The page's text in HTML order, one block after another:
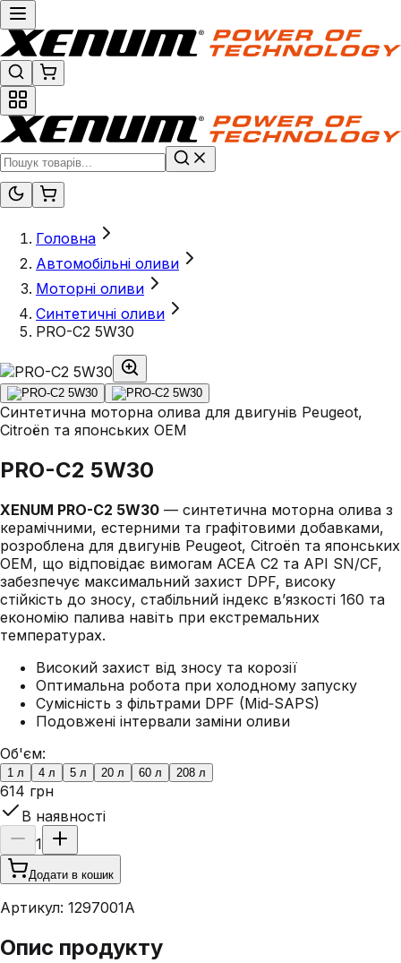
Головна
Автомобільні оливи
Моторні оливи
Синтетичні оливи
PRO-C2 5W30
Синтетична моторна олива для двигунів Peugeot,
Citroën та японських OEM
PRO-C2 5W30
XENUM PRO-C2 5W30 — синтетична моторна олива з
керамічними, естерними та графітовими добавками,
розроблена для двигунів Peugeot, Citroën та японських
OEM, що відповідає вимогам ACEA C2 та API SN/CF,
забезпечує максимальний захист DPF, високу
стійкість до зносу, стабільний індекс в’язкості 160 та
економію палива навіть при екстремальних
температурах.
Високий захист від зносу та корозії
Оптимальна робота при холодному запуску
Сумісність з фільтрами DPF (Mid‑SAPS)
Подовжені інтервали заміни оливи
Об'єм:
1 л 4 л 5 л 20 л 60 л 208 л
614 грн
В наявності
1
Додати в кошик
Артикул: 1297001A
Опис продукту